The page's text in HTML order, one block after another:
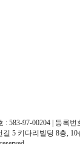
583-97-00204 | 등록번
5 키다리빌딩 8층, 10